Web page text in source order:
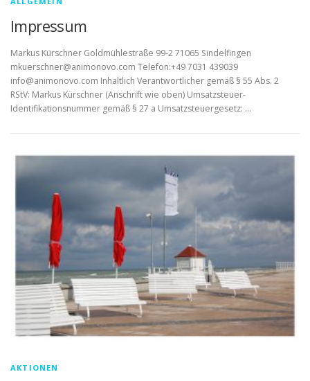
Impressum
Markus Kürschner Goldmühlestraße 99-2 71065 Sindelfingen
mkuerschner@animonovo.com Telefon:+49 7031 439039
info@animonovo.com Inhaltlich Verantwortlicher gemäß § 55 Abs. 2
RStV: Markus Kürschner (Anschrift wie oben) Umsatzsteuer-
Identifikationsnummer gemäß § 27 a Umsatzsteuergesetz: …
AKTIONEN